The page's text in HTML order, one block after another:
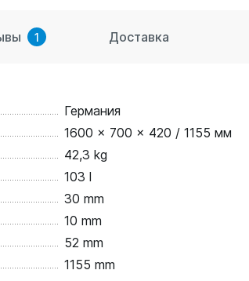
1 Доставка
Германия
1600 x 700 x 420 / 1155 мм
42,3 kg
103 l
30 mm
10 mm
52 mm
1155 mm